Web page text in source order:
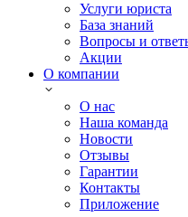
Услуги юриста
База знаний
Вопросы и
Акции
О компании
О нас
Наша команда
Новости
Отзывы
Гарантии
Контакты
Приложение